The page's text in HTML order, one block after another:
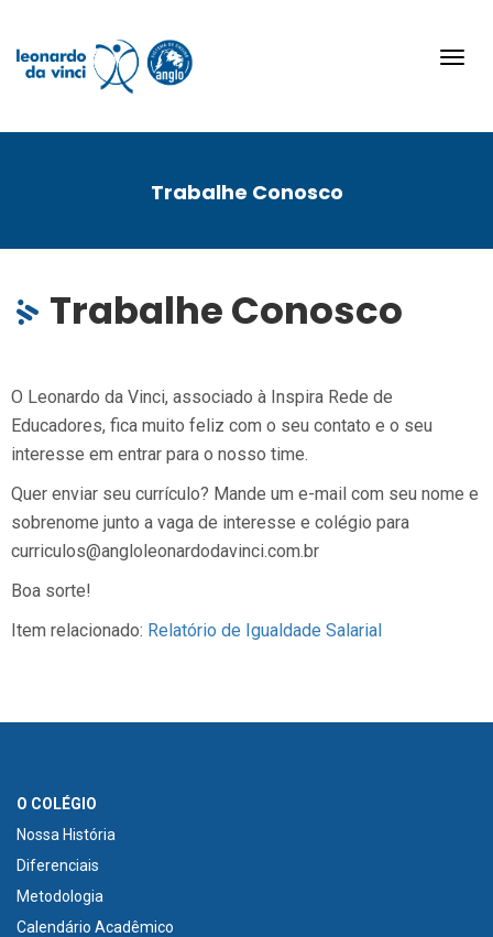
Trabalhe Conosco
Trabalhe Conosco
O Leonardo da Vinci, associado à Inspira Rede de
Educadores, fica muito feliz com o seu contato e o seu
interesse em entrar para o nosso time.
Quer enviar seu currículo? Mande um e-mail com seu nome e
sobrenome junto a vaga de interesse e colégio para
curriculos@angloleonardodavinci.com.br
Boa sorte!
Item relacionado: Relatório de Igualdade Salarial
O COLÉGIO
Nossa História
Diferenciais
Metodologia
Calendário Acadêmico